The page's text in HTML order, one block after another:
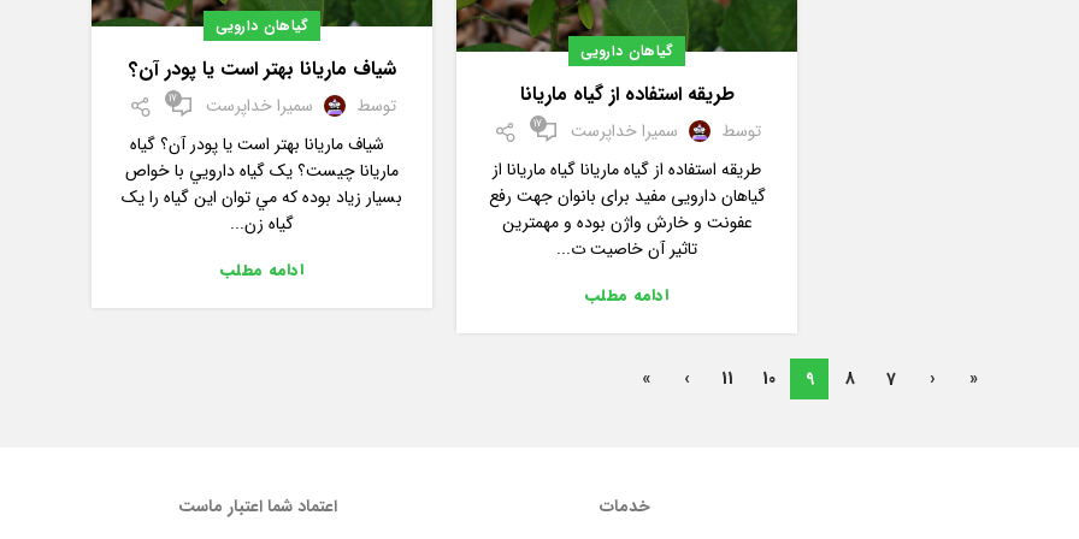
گیاهان دارویی
شیاف ماریانا بهتر است یا پودر آن؟
توسط سمیرا خداپرست 17
شیاف ماریانا بهتر است یا پودر آن؟ گياه
ماريانا چيست؟ يک گياه دارويي با خواص
بسيار زياد بوده که مي توان اين گياه را يک
گياه زن...
ادامه مطلب
گیاهان دارویی
طریقه استفاده از گیاه ماریانا
توسط سمیرا خداپرست 17
طریقه استفاده از گیاه ماریانا گیاه ماریانا از
گیاهان دارویی مفید برای بانوان جهت رفع
عفونت و خارش واژن بوده و مهمترین
تاثیر آن خاصیت ت...
ادامه مطلب
«
‹
7
8
9
10
11
›
»
خدمات اعتماد شما اعتبار ماست